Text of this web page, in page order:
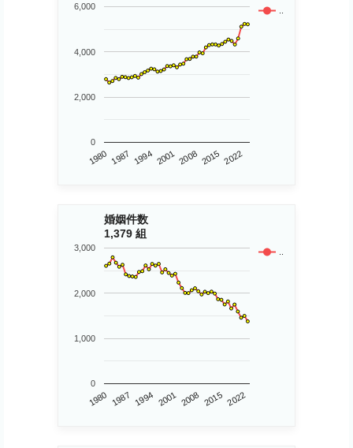
..
1980 1987 1994 2001 2008 2015 2022
0
2,000
4,000
6,000
婚姻件数
1,379 組
..
1980 1987 1994 2001 2008 2015 2022
0
1,000
2,000
3,000